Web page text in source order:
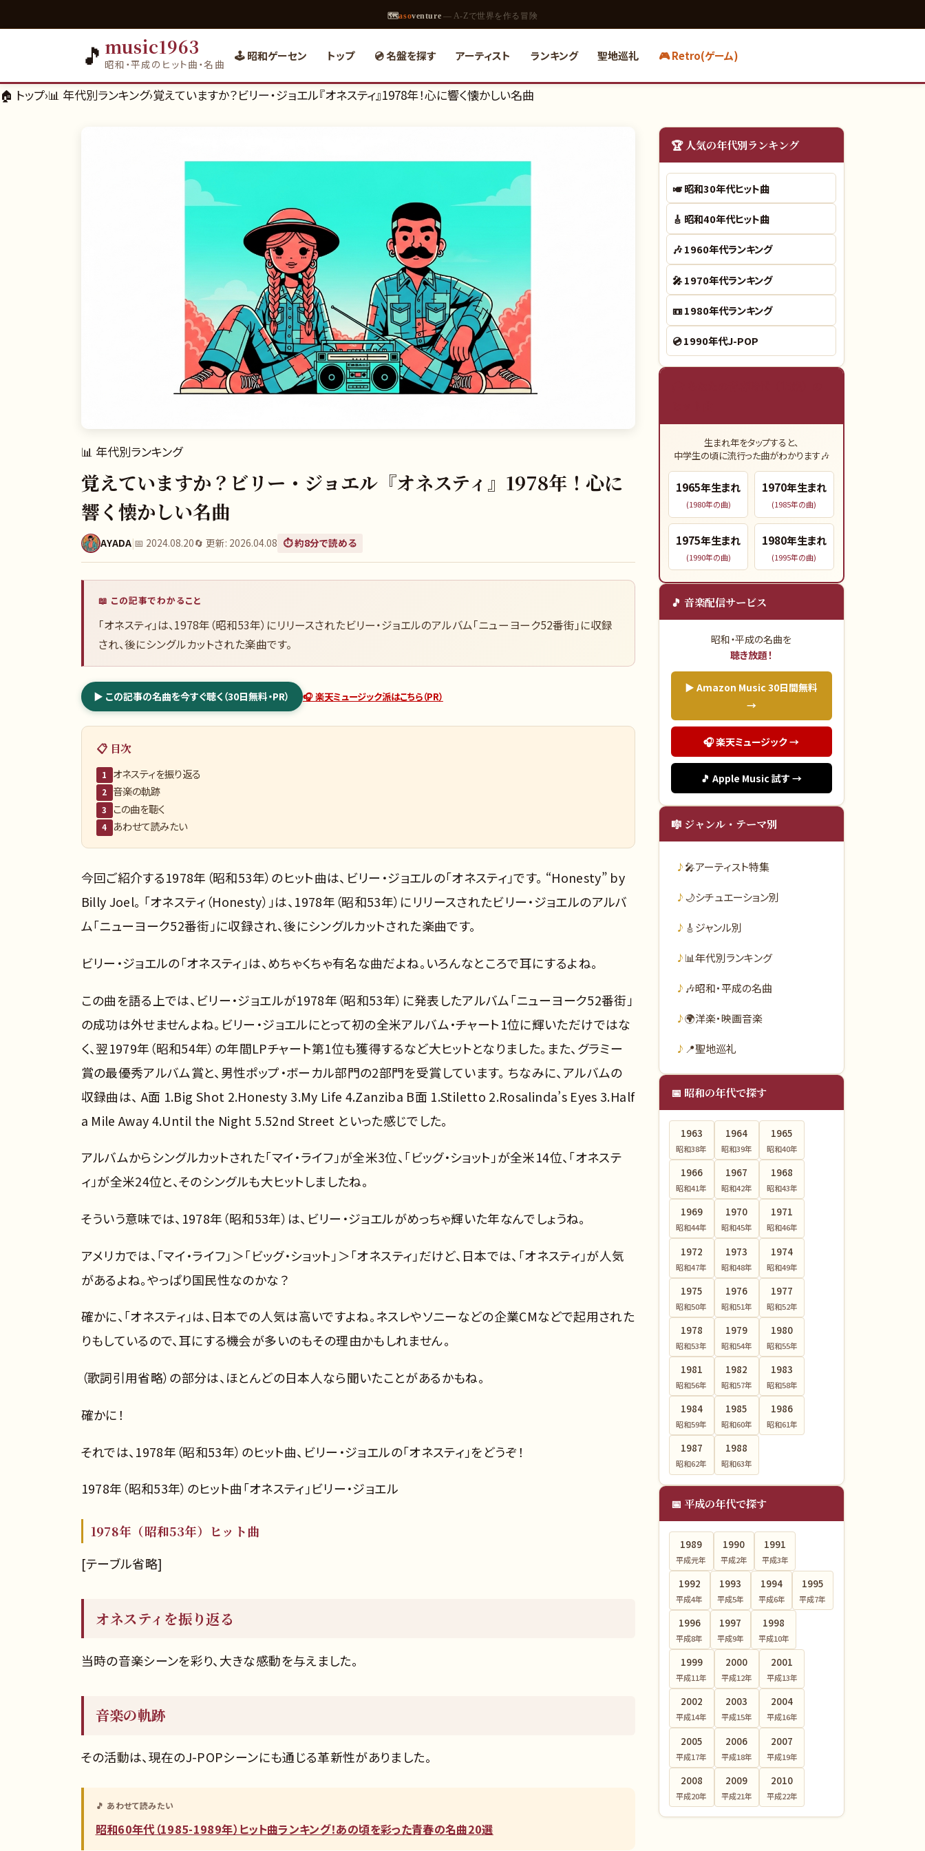
🗺asoventure — A-Zで世界を作る冒険
🎵 music1963
昭和・平成のヒット曲・名曲
🕹️ 昭和ゲーセン トップ 💿 名盤を探す アーティスト ランキング 聖地巡礼 🎮 Retro(ゲーム)
🏠 トップ›📊 年代別ランキング›覚えていますか？ビリー・ジョエル『オネスティ』1978年！心に響く懐かしい名曲
📊 年代別ランキング
覚えていますか？ビリー・ジョエル『オネスティ』1978年！心に
響く懐かしい名曲
AYADA|📅 2024.08.20🔄 更新: 2026.04.08 ⏱️ 約8分で読める
📖 この記事でわかること
「オネスティ」は、1978年（昭和53年）にリリースされたビリー・ジョエルのアルバム「ニューヨーク52番街」に収録
され、後にシングルカットされた楽曲です。
▶ この記事の名曲を今すぐ聴く（30日無料・PR） 🎧 楽天ミュージック派はこちら（PR）
📋 目次
1 オネスティを振り返る
2 音楽の軌跡
3 この曲を聴く
4 あわせて読みたい
今回ご紹介する1978年（昭和53年）のヒット曲は、ビリー・ジョエルの「オネスティ」です。 “Honesty” by
Billy Joel。 「オネスティ（Honesty）」は、1978年（昭和53年）にリリースされたビリー・ジョエルのアルバ
ム「ニューヨーク52番街」に収録され、後にシングルカットされた楽曲です。
ビリー・ジョエルの「オネスティ」は、めちゃくちゃ有名な曲だよね。いろんなところで耳にするよね。
この曲を語る上では、ビリー・ジョエルが1978年（昭和53年）に発表したアルバム「ニューヨーク52番街」
の成功は外せませんよね。ビリー・ジョエルにとって初の全米アルバム・チャート1位に輝いただけではな
く、翌1979年（昭和54年）の年間LPチャート第1位も獲得するなど大ヒットとなりました。また、グラミー
賞の最優秀アルバム賞と、男性ポップ・ボーカル部門の2部門を受賞しています。 ちなみに、アルバムの
収録曲は、 A面 1.Big Shot 2.Honesty 3.My Life 4.Zanziba B面 1.Stiletto 2.Rosalinda’s Eyes 3.Half
a Mile Away 4.Until the Night 5.52nd Street といった感じでした。
アルバムからシングルカットされた「マイ・ライフ」が全米3位、「ビッグ・ショット」が全米14位、「オネステ
ィ」が全米24位と、そのシングルも大ヒットしましたね。
そういう意味では、1978年（昭和53年）は、ビリー・ジョエルがめっちゃ輝いた年なんでしょうね。
アメリカでは、「マイ・ライフ」＞「ビッグ・ショット」＞「オネスティ」だけど、日本では、「オネスティ」が人気
があるよね。やっぱり国民性なのかな？
確かに、「オネスティ」は、日本での人気は高いですよね。ネスレやソニーなどの企業CMなどで起用された
りもしているので、耳にする機会が多いのもその理由かもしれません。
（歌詞引用省略）の部分は、ほとんどの日本人なら聞いたことがあるかもね。
確かに！
それでは、1978年（昭和53年）のヒット曲、ビリー・ジョエルの「オネスティ」をどうぞ！
1978年（昭和53年）のヒット曲「オネスティ」ビリー・ジョエル
1978年（昭和53年）ヒット曲
[テーブル省略]
オネスティを振り返る
当時の音楽シーンを彩り、大きな感動を与えました。
音楽の軌跡
その活動は、現在のJ-POPシーンにも通じる革新性がありました。
🎵 あわせて読みたい
昭和60年代（1985-1989年）ヒット曲ランキング！あの頃を彩った青春の名曲20選
🏆 人気の年代別ランキング
🎺昭和30年代ヒット曲
🎸 昭和40年代ヒット曲
🎶1960年代ランキング
🎤1970年代ランキング
📼1980年代ランキング
💿1990年代J-POP
生まれ年をタップすると、
中学生の頃に流行った曲がわかります🎶
1965年生まれ
(1980年の曲)
1970年生まれ
(1985年の曲)
1975年生まれ
(1990年の曲)
1980年生まれ
(1995年の曲)
🎵 音楽配信サービス
昭和・平成の名曲を
聴き放題！
▶ Amazon Music 30日間無料
→
🎧 楽天ミュージック →
🎵 Apple Music 試す →
🎼 ジャンル・テーマ別
🎤アーティスト特集
🌙シチュエーション別
🎸ジャンル別
📊年代別ランキング
🎶昭和・平成の名曲
🌍洋楽・映画音楽
📍聖地巡礼
📅 昭和の年代で探す
1963
昭和38年
1964
昭和39年
1965
昭和40年
1966
昭和41年
1967
昭和42年
1968
昭和43年
1969
昭和44年
1970
昭和45年
1971
昭和46年
1972
昭和47年
1973
昭和48年
1974
昭和49年
1975
昭和50年
1976
昭和51年
1977
昭和52年
1978
昭和53年
1979
昭和54年
1980
昭和55年
1981
昭和56年
1982
昭和57年
1983
昭和58年
1984
昭和59年
1985
昭和60年
1986
昭和61年
1987
昭和62年
1988
昭和63年
📅 平成の年代で探す
1989
平成元年
1990
平成2年
1991
平成3年
1992
平成4年
1993
平成5年
1994
平成6年
1995
平成7年
1996
平成8年
1997
平成9年
1998
平成10年
1999
平成11年
2000
平成12年
2001
平成13年
2002
平成14年
2003
平成15年
2004
平成16年
2005
平成17年
2006
平成18年
2007
平成19年
2008
平成20年
2009
平成21年
2010
平成22年